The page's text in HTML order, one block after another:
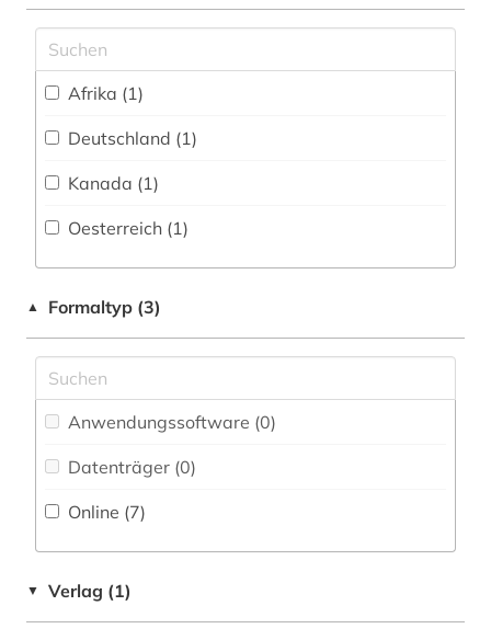
Afrika (1)
Deutschland (1)
Kanada (1)
Oesterreich (1)
▲ Formaltyp (3)
Anwendungssoftware (0)
Datenträger (0)
Online (7)
▼ Verlag (1)